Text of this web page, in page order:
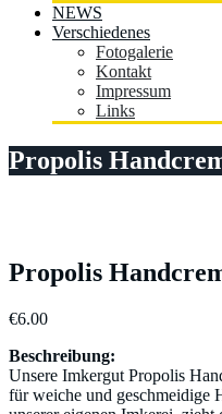
NEWS
Verschiedenes
Fotogalerie
Kontakt
Impressum
Links
Propolis
Propolis
€6.00
Beschreibung:
Unsere Imkergut Propolis
für weiche und geschmeidige